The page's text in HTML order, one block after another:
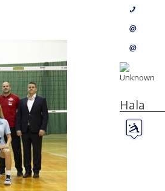
Hala